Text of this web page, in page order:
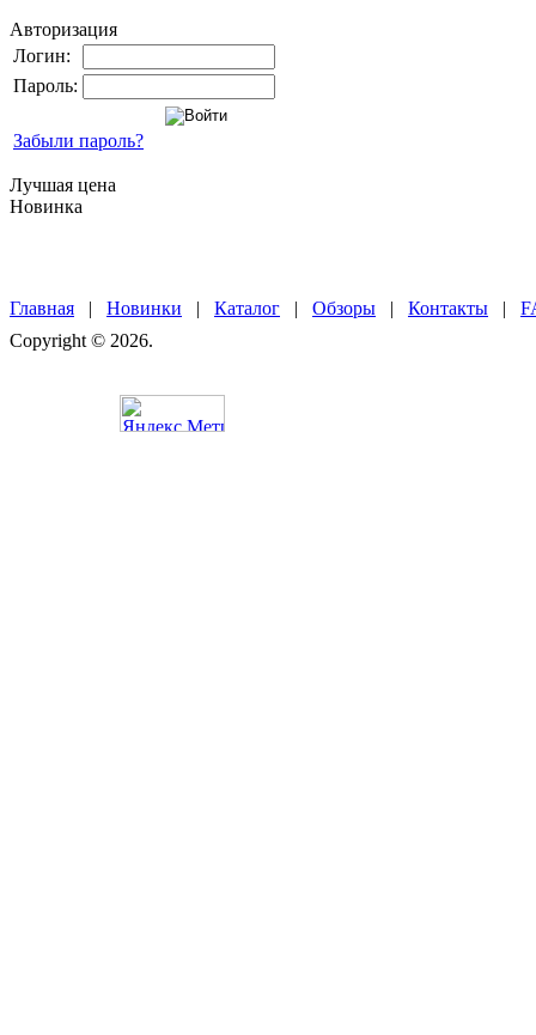
Авторизация
Логин:
Пароль:
Забыли пароль?
Лучшая цена
Новинка
Главная | Новинки | Каталог | Обзоры | Контакты |
Copyright © 2026.